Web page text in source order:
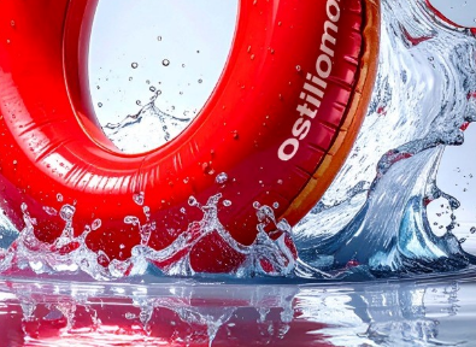
Ecco la luce che fa per te! Il modello Regata è una tra le nostre lampade a sospensione di Cattelan Italia.
Magellano Magnum